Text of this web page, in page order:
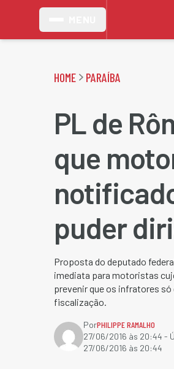
HOME PARAÍBA
PL de
que
puder
Proposta do deputado
imediata para motoristas
prevenir que os infratores
fiscalização.
PorPHILIPPE RAMALHO
27/06/2016 às 20:44 -
27/06/2016 às 20:44